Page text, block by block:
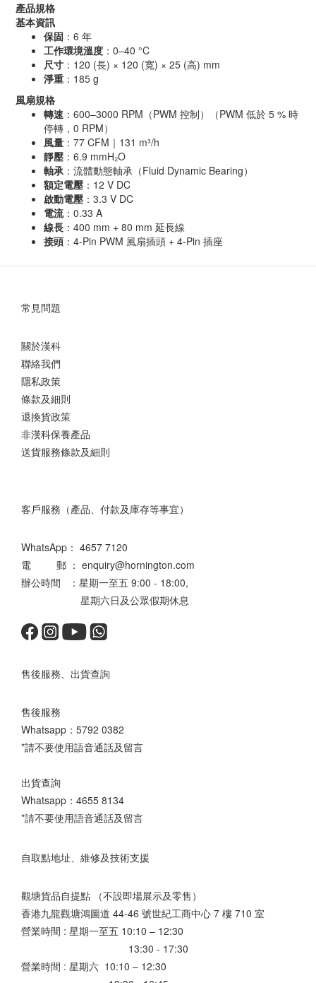
產品規格
基本資訊
保固 ：6 年
工作環境溫度 ：0–40 °C
尺寸 ：120 (長) × 120 (寬) × 25 (高) mm
淨重 ：185 g
風扇規格
轉速 ：600–3000 RPM（PWM 控制）（PWM 低於 5 % 時
停轉，0 RPM）
風量 ：77 CFM｜131 m³/h
靜壓 ：6.9 mmH₂O
軸承 ：流體動態軸承（Fluid Dynamic Bearing）
額定電壓 ：12 V DC
啟動電壓 ：3.3 V DC
電流：0.33 A
線長 ：400 mm + 80 mm 延長線
接頭 ：4-Pin PWM 風扇插頭 + 4-Pin 插座
常見問題
關於漢科
聯絡我們
隱私政策
條款及細則
退換貨政策
非漢科保養產品
送貨服務條款及細則
客戶服務（產品、付款及庫存等事宜）
WhatsApp： 4657 7120
電 郵 ： enquiry@hornington.com
辦公時間 ：星期一至五 9:00 - 18:00,
星期六日及公眾假期休息
售後服務、出貨查詢
售後服務
Whatsapp： 5792 0382
*請不要使用語音通話及留言
出貨查詢
Whatsapp： 4655 8134
*請不要使用語音通話及留言
自取點地址、維修及技術支援
觀塘貨品自提點 （不設即場展示及零售）
香港九龍觀塘鴻圖道 44-46 號世紀工商中心 7 樓 710 室
營業時間 : 星期一至五 10:10 – 12:30
13:30 - 17:30
營業時間 : 星期六 10:10 – 12:30